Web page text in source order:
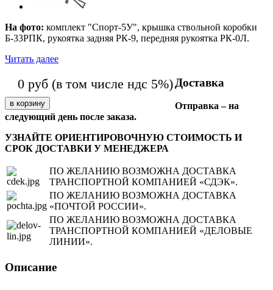
На фото: комплект "Спорт-5У", крышка ствольной коробки
Б-33РПК, рукоятка задняя РК-9, передняя рукоятка РК-0Л.
Читать далее
0 руб (в том числе ндс 5%) Доставка
Отправка – на
следующий день после заказа.
УЗНАЙТЕ ОРИЕНТИРОВОЧНУЮ СТОИМОСТЬ И
СРОК ДОСТАВКИ У МЕНЕДЖЕРА
ПО ЖЕЛАНИЮ ВОЗМОЖНА ДОСТАВКА
ТРАНСПОРТНОЙ КОМПАНИЕЙ «СДЭК».
ПО ЖЕЛАНИЮ ВОЗМОЖНА ДОСТАВКА
«ПОЧТОЙ РОССИИ».
ПО ЖЕЛАНИЮ ВОЗМОЖНА ДОСТАВКА
ТРАНСПОРТНОЙ КОМПАНИЕЙ «ДЕЛОВЫЕ
ЛИНИИ».
Описание